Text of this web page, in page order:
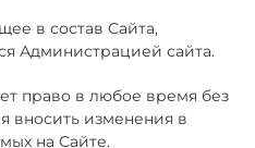
в состав Сайта,
Администрацией сайта.
право в любое время без
вносить изменения в
на Сайте.